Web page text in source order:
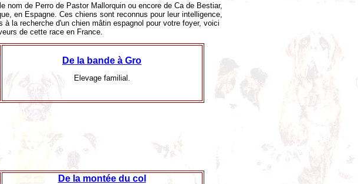
de Perro de Pastor Mallorquin ou encore de Ca de Bestiar,
en Espagne. Ces chiens sont reconnus pour leur intelligence,
la recherche d'un chien mâtin espagnol pour votre foyer, voici
de cette race en France.
De la bande à Gro
Elevage familial.
De la montée du col